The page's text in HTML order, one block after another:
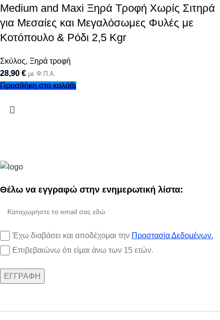
Medium and Maxi Ξηρά Τροφή Χωρίς Σιτηρά
για Μεσαίες και Μεγαλόσωμες Φυλές με
Κοτόπουλο & Ρόδι 2,5 Kgr
Σκύλος, Ξηρά τροφή
28,90 € με Φ.Π.Α.
Προσθήκη στο καλάθι
Θέλω να εγγραφώ στην ενημερωτική λίστα:
Έχω διαβάσει και αποδέχομαι την Προστασία Δεδομένων.
Επιβεβαιώνω ότι είμαι άνω των 15 ετών.